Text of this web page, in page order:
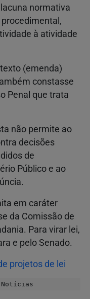
normativa
à atividade
(emenda)
constasse
Penal que trata
não permite ao
decisões
de
Público e ao
em caráter
da Comissão de
Para virar lei,
e pelo Senado.
projetos de lei
Notícias